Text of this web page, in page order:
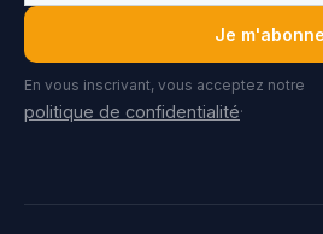
Je m'abonne
En vous inscrivant, vous acceptez notre
politique de confidentialité.